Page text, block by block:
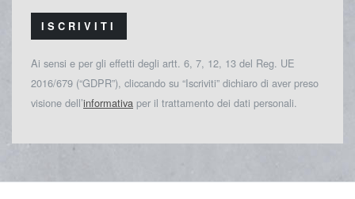
ISCRIVITI
Ai sensi e per gli effetti degli artt. 6, 7, 12, 13 del Reg. UE
2016/679 (“GDPR”), cliccando su “Iscriviti” dichiaro di aver preso
visione dell’informativa per il trattamento dei dati personali.